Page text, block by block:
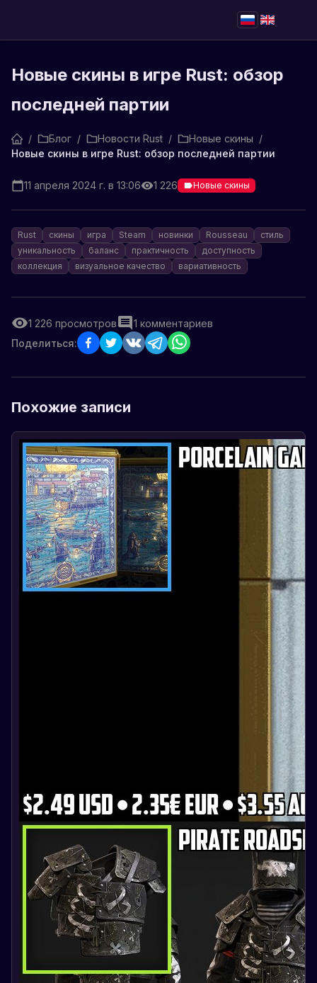
Новые скины в игре Rust: обзор
последней партии
/ Блог / Новости Rust / Новые скины /
Новые скины в игре Rust: обзор последней партии
11 апреля 2024 г. в 13:06 1 226 Новые скины
Rust скины игра Steam новинки Rousseau
стиль
уникальность
баланс практичность
доступность
коллекция
визуальное качество вариативность
1 226 просмотров 1 комментариев
Поделиться:
Похожие записи